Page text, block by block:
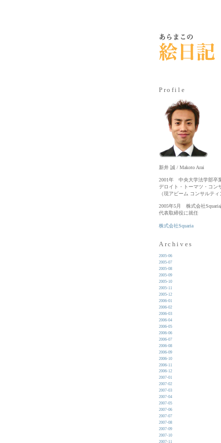
Profile
新井 誠 / Makoto Arai
2001年 中央大学法学部卒
デロイト・トーマツ・コン
（現アビーム コンサルテ
2005年5月 株式会社Squaria
代表取締役に就任
株式会社Squaria
Archives
2005-06
2005-07
2005-08
2005-09
2005-10
2005-11
2005-12
2006-01
2006-02
2006-03
2006-04
2006-05
2006-06
2006-07
2006-08
2006-09
2006-10
2006-11
2006-12
2007-01
2007-02
2007-03
2007-04
2007-05
2007-06
2007-07
2007-08
2007-09
2007-10
2007-11